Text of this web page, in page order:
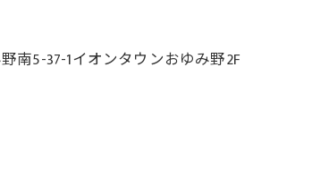
南5-37-1イオンタウンおゆみ野2F